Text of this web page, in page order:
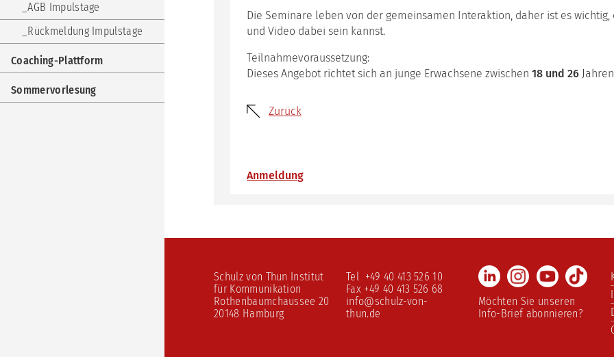
Inhouse-
Angebote
Coaching-
Sommervorlesung
Die Seminare leben von der gemeinsamen Interaktion, daher ist es wichtig,
und Video dabei sein kannst.
Teilnahmevoraussetzung:
Dieses Angebot richtet sich an junge Erwachsene zwischen 18 und 26
Zurück
Anmeldung
Schulz von Thun Institut
für Kommunikation
Rothenbaumchaussee 20
20148 Hamburg
Tel +49 40 413 526 10
Fax +49 40 413 526 68
info@schulz-von-
thun.de
LinkedInInstagramYoutube
Möchten Sie unseren
Info-Brief abonnieren?
AGB Impulstage
Rückmeldung Impulstage
Coaching-Plattform
Sommervorlesung